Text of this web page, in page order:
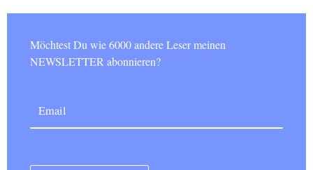
Möchtest Du wie 6000 andere Leser meinen
NEWSLETTER abonnieren?